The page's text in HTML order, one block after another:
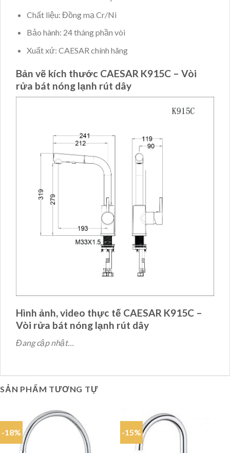
Chất liệu: Đồng mạ Cr/Ni
Bảo hành: 24 tháng phần vòi
Xuất xứ: CAESAR chính hãng
Bản vẽ kích thước CAESAR K915C – Vòi
rửa bát nóng lạnh rút dây
Hình ảnh, video thực tế CAESAR K915C –
Vòi rửa bát nóng lạnh rút dây
Đang cập nhật…
SẢN PHẨM TƯƠNG TỰ
-18% -15%